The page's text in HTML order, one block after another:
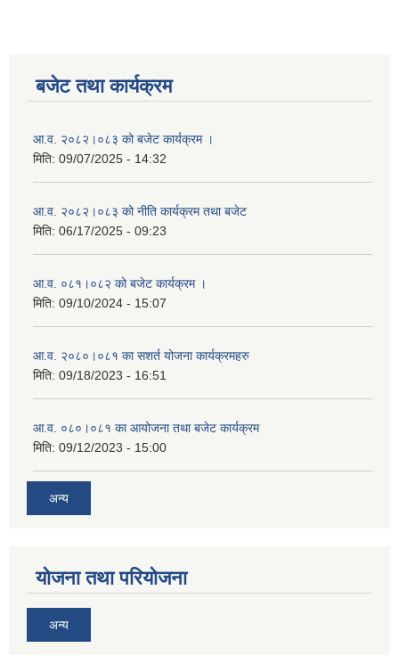
बजेट तथा कार्यक्रम
आ.व. २०८२।०८३ को बजेट कार्यक्रम ।
मिति: 09/07/2025 - 14:32
आ.व. २०८२।०८३ को नीति कार्यक्रम तथा बजेट
मिति: 06/17/2025 - 09:23
आ.व. ०८१।०८२ को बजेट कार्यक्रम ।
मिति: 09/10/2024 - 15:07
आ.व. २०८०।०८१ का सशर्त योजना कार्यक्रमहरु
मिति: 09/18/2023 - 16:51
आ.व. ०८०।०८१ का आयोजना तथा बजेट कार्यक्रम
मिति: 09/12/2023 - 15:00
अन्य
योजना तथा परियोजना
अन्य